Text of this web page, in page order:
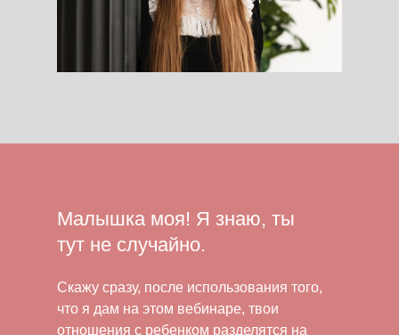
Скажу сразу, после использования того,
что я дам на этом вебинаре, твои
отношения с ребенком разделятся на
Малышка моя! Я знаю, ты
тут не случайно.